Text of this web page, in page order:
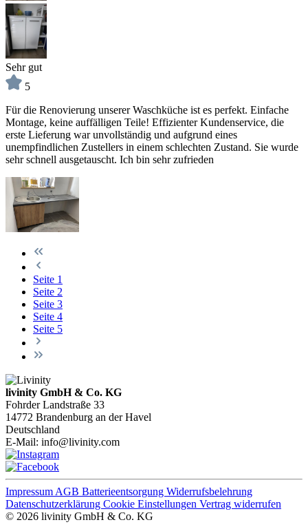
Sehr gut
5
Für die Renovierung unserer Waschküche ist es perfekt. Einfache
Montage, keine auffälligen Teile! Effizienter Kundenservice, die
erste Lieferung war unvollständig und aufgrund eines
unempfindlichen Zustellers in einem schlechten Zustand. Sie wurde
sehr schnell ausgetauscht. Ich bin sehr zufrieden
Seite 1
Seite 2
Seite 3
Seite 4
Seite 5
livinity GmbH & Co. KG
Fohrder Landstraße 33
14772 Brandenburg an der Havel
Deutschland
E-Mail: info@livinity.com
Impressum AGB Batterieentsorgung Widerrufsbelehrung
Datenschutzerklärung Cookie Einstellungen Vertrag widerrufen
© 2026 livinity GmbH & Co. KG